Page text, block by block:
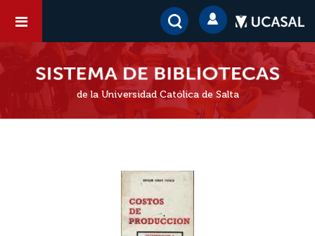
de la Universidad Católica de Salta